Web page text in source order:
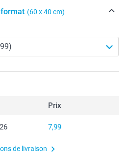
(60 x 40 cm)
Prix
7,99
de livraison